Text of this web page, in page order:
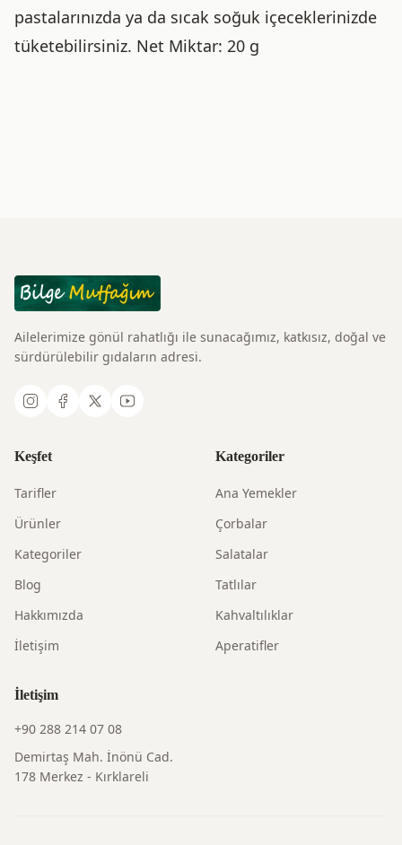
pastalarınızda ya da sıcak soğuk içeceklerinizde
tüketebilirsiniz. Net Miktar: 20 g
Ailelerimize gönül rahatlığı ile sunacağımız, katkısız, doğal ve
sürdürülebilir gıdaların adresi.
Keşfet
Tarifler
Ürünler
Kategoriler
Blog
Hakkımızda
İletişim
Kategoriler
Ana Yemekler
Çorbalar
Salatalar
Tatlılar
Kahvaltılıklar
Aperatifler
İletişim
+90 288 214 07 08
Demirtaş Mah. İnönü Cad.
178 Merkez - Kırklareli